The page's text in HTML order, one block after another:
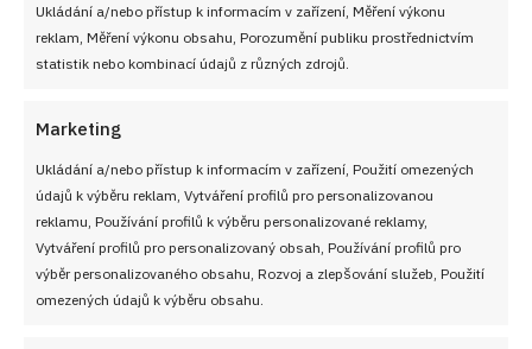
Ukládání a/nebo přístup k informacím v zařízení, Měření výkonu
reklam, Měření výkonu obsahu, Porozumění publiku prostřednictvím
statistik nebo kombinací údajů z různých zdrojů.
Marketing
Ukládání a/nebo přístup k informacím v zařízení, Použití omezených
údajů k výběru reklam, Vytváření profilů pro personalizovanou
reklamu, Používání profilů k výběru personalizované reklamy,
Vytváření profilů pro personalizovaný obsah, Používání profilů pro
výběr personalizovaného obsahu, Rozvoj a zlepšování služeb, Použití
omezených údajů k výběru obsahu.